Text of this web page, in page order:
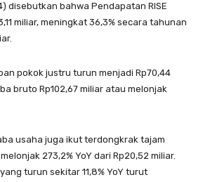
disebutkan bahwa Pendapatan RISE
miliar, meningkat 36,3% secara tahunan
pokok justru turun menjadi Rp70,44
bruto Rp102,67 miliar atau melonjak
usaha juga ikut terdongkrak tajam
273,2% YoY dari Rp20,52 miliar.
turun sekitar 11,8% YoY turut